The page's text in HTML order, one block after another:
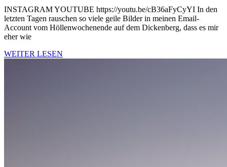
INSTAGRAM YOUTUBE https://youtu.be/cB36aFyCyYI In den
letzten Tagen rauschen so viele geile Bilder in meinen Email-
Account vom Höllenwochenende auf dem Dickenberg, dass es mir
eher wie
WEITER LESEN